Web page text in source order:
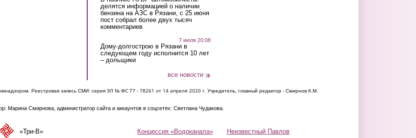
делятся информацией о наличии
бензина на АЗС в Рязани, с 25 июня
пост собрал более двух тысяч
комментариев
7 июля 20:08
Дому-долгострою в Рязани в
следующем году исполнится 10 лет
– дольщики
все новости
Реестровая запись СМИ: серия ЭЛ № ФС 77 - 78261 от 14 апреля 2020 г. Учредитель, главный редактор - Смирнов К.М.
e-mail)
Марина Смирнова, администратор сайта и аккаунтов в соцсетях: Светлана Чудакова.
Концессия «Водоканала» Неизвестный Павлов
external)«Три-В»